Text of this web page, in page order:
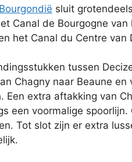
sluit
Canal de Bourgogne
het Canal du Centre
tussen
Chagny naar Beaune
Een extra aftakking van
een voormalige
Tot slot zijn er extra